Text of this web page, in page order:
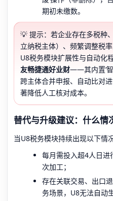
期初未缴数。
💡 提示：若企业存在多税种
立纳税主体）、频繁调整税
U8税务模块扩展性与自动化
友畅捷通好业财——其内置‘智
跨主体合并申报、自动比对
著降低人工核对成本。
替代与升级建议：什么情
当U8税务模块持续出现以下情
每月需投入超4人日进
次加工；
存在关联交易、出口
务场景，U8无法自动